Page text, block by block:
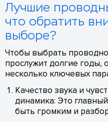
Лучшие
что обратить
выборе?
Чтобы выбрать
прослужит долгие годы,
несколько ключевых
Качество звука и
динамика: Это
быть громким и